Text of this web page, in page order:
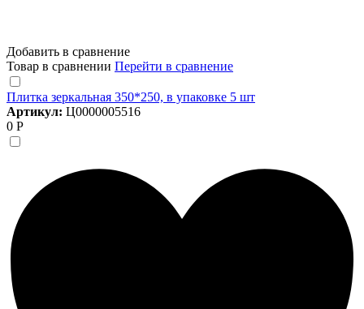
Добавить в сравнение
Товар в сравнении Перейти в сравнение
Плитка зеркальная 350*250, в упаковке 5 шт
Артикул: Ц0000005516
0 Р